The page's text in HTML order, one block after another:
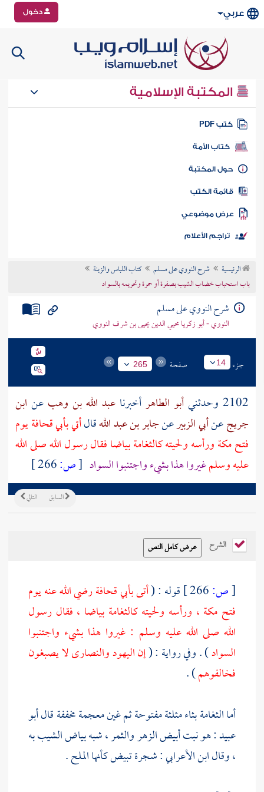
عربي دخول
المكتبة الإسلامية
كتب PDF
كتاب الأمة
المكتبة
الكتب
موضوعي
تراجم الأعلام
الرئيسية شرح النووي على مسلم
كتاب اللباس والزينة
باب استحباب خضاب الشيب بصفرة أو حمرة وتحريمه بالسواد
شرح النووي على مسلم
النووي - أبو زكريا محيي الدين يحيى بن شرف النووي
جزء 14 صفحة 265
2102 وحدثني أبو الطاهرأخبرنا عبد الله بن وهب عن ابن
جريجعنأبي الزبيرعنجابر بن عبد اللهقالأتيبأبي قحافةيوم
فتحمكةورأسه ولحيته كالثغامة بياضا فقال رسول الله صلى الله
عليه وسلمغيروا هذا بشيء واجتنبوا السواد [ص:
التالي السابق
الشرح
[ص: قوله : (أتىبأبي قحافةرضي الله عنه يوم
فتح مكة ، ورأسه ولحيته كالثغامة بياضا ، فقال رسول
الله صلى الله عليه وسلم : غيروا هذا بشيء واجتنبوا
السواد) . وفي رواية : (إناليهودوالنصارىلا يصبغون
فخالفوهم) .
أما الثغامة بثاء مثلثة مفتوحة ثم غين معجمة مخففة قالأبو
عبيد: هو نبت أبيض الزهر والثمر ، شبه بياض الشيب به
، وقالابن الأعرابي: شجرة تبيض كأنها الملح .